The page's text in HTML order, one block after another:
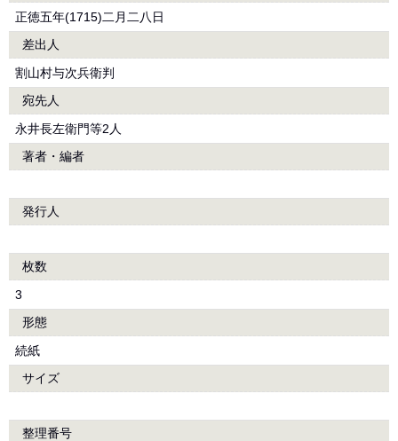
正徳五年(1715)二月二八日
差出人
割山村与次兵衛判
宛先人
永井長左衛門等2人
著者・編者
発行人
枚数
3
形態
続紙
サイズ
整理番号